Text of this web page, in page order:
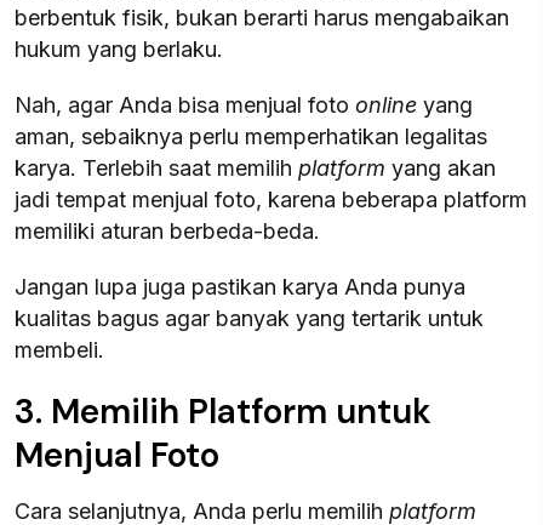
berbentuk fisik, bukan berarti harus mengabaikan
hukum yang berlaku.
Nah, agar Anda bisa menjual foto online yang
aman, sebaiknya perlu memperhatikan legalitas
karya. Terlebih saat memilih platform yang akan
jadi tempat menjual foto, karena beberapa platform
memiliki aturan berbeda-beda.
Jangan lupa juga pastikan karya Anda punya
kualitas bagus agar banyak yang tertarik untuk
membeli.
3. Memilih Platform untuk
Menjual Foto
Cara selanjutnya, Anda perlu memilih platform